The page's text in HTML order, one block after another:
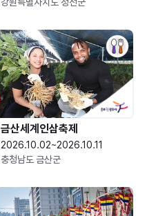
금산세계인삼축제
2026.10.02~2026.10.11
충청남도 금산군